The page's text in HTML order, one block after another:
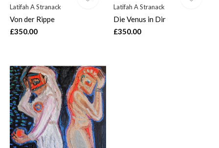
Latifah A Stranack
Von der Rippe
£350.00
Latifah A Stranack
Die Venus in Dir
£350.00